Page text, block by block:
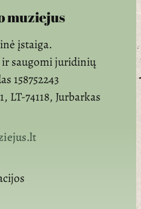
muziejus
įstaiga.
saugomi juridinių
158752243
LT-74118, Jurbarkas